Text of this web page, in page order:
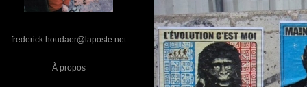
frederick.houdaer@laposte.net
À propos